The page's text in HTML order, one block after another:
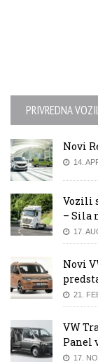
PRIVREDNA
Novi
14.
Vozili
– Sila
17.
Novi
21.
VW
Panel
17.